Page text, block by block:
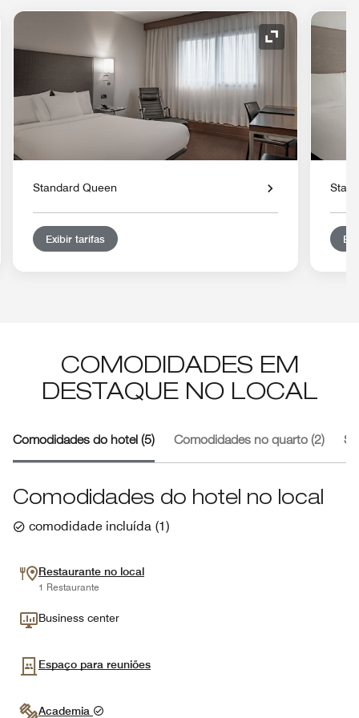
de expansão Ícone de
Standard Queen
Exibir tarifas
COMODIDADES EM
DESTAQUE NO LOCAL
Comodidades do hotel (5) Comodidades no quarto (2)
Comodidades do hotel no local
comodidade incluída (1)
Restaurante no local
1 Restaurante
Business center
Espaço para reuniões
Academia